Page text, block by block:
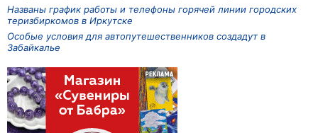
Названы график работы и телефоны горячей линии городских
теризбиркомов в Иркутске
Особые условия для автопутешественников создадут в
Забайкалье